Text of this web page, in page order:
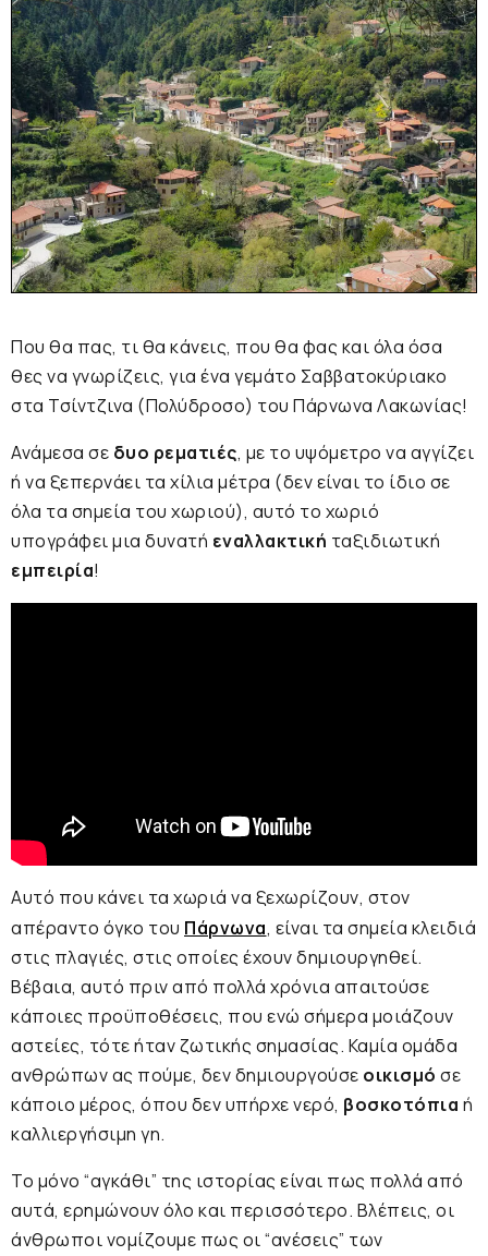
Που θα πας, τι θα κάνεις, που θα φας και όλα όσα
θες να γνωρίζεις, για ένα γεμάτο Σαββατοκύριακο
στα Τσίντζινα (Πολύδροσο) του Πάρνωνα Λακωνίας!
Ανάμεσα σε δυο ρεματιές, με το υψόμετρο να αγγίζει
ή να ξεπερνάει τα χίλια μέτρα (δεν είναι το ίδιο σε
όλα τα σημεία του χωριού), αυτό το χωριό
υπογράφει μια δυνατή εναλλακτική ταξιδιωτική
εμπειρία!
Αυτό που κάνει τα χωριά να ξεχωρίζουν, στον
απέραντο όγκο του Πάρνωνα, είναι τα σημεία κλειδιά
στις πλαγιές, στις οποίες έχουν δημιουργηθεί.
Βέβαια, αυτό πριν από πολλά χρόνια απαιτούσε
κάποιες προϋποθέσεις, που ενώ σήμερα μοιάζουν
αστείες, τότε ήταν ζωτικής σημασίας. Καμία ομάδα
ανθρώπων ας πούμε, δεν δημιουργούσε οικισμό σε
κάποιο μέρος, όπου δεν υπήρχε νερό, βοσκοτόπια ή
καλλιεργήσιμη γη.
Το μόνο “αγκάθι” της ιστορίας είναι πως πολλά από
αυτά, ερημώνουν όλο και περισσότερο. Βλέπεις, οι
άνθρωποι νομίζουμε πως οι “ανέσεις” των